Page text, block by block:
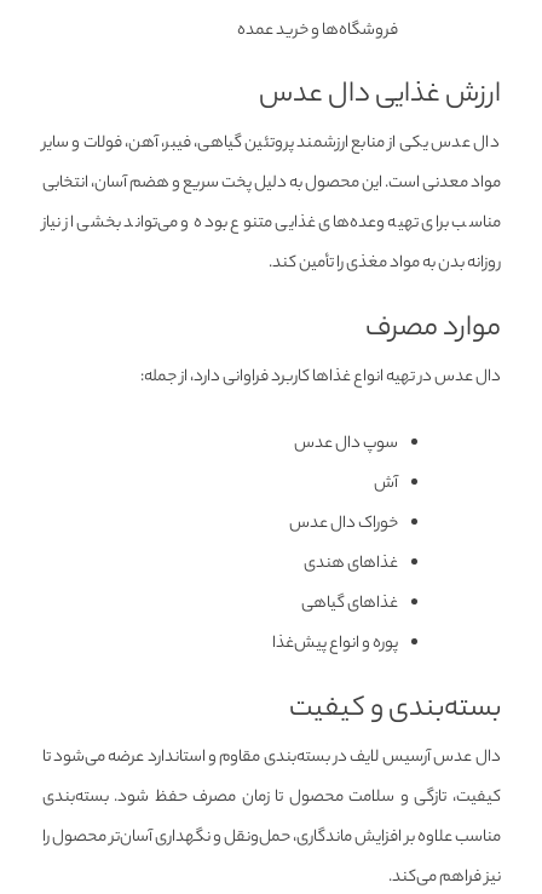
فروشگاه‌ها و خرید عمده
ارزش غذایی دال عدس
دال عدس یکی از منابع ارزشمند پروتئین گیاهی، فیبر، آهن، فولات و سایر
مواد معدنی است. این محصول به دلیل پخت سریع و هضم آسان، انتخابی
مناسب برای تهیه وعده‌های غذایی متنوع بوده و می‌تواند بخشی از نیاز
روزانه بدن به مواد مغذی را تأمین کند.
موارد مصرف
دال عدس در تهیه انواع غذاها کاربرد فراوانی دارد، از جمله:
سوپ دال عدس
آش
خوراک دال عدس
غذاهای هندی
غذاهای گیاهی
پوره و انواع پیش‌غذا
بسته‌بندی و کیفیت
دال عدس آرسیس لایف در بسته‌بندی مقاوم و استاندارد عرضه می‌شود تا
کیفیت، تازگی و سلامت محصول تا زمان مصرف حفظ شود. بسته‌بندی
مناسب علاوه بر افزایش ماندگاری، حمل‌ونقل و نگهداری آسان‌تر محصول را
نیز فراهم می‌کند.